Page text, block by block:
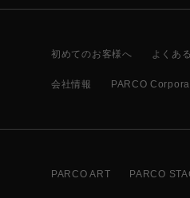
初めてのお客様へ よくあ
会社情報 PARCO
PARCO ART PARCO